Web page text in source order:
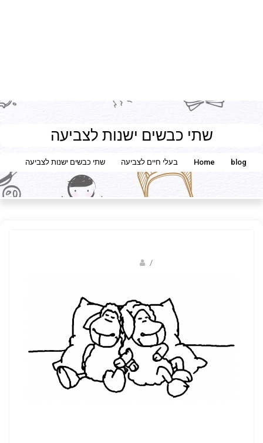
שתי כבשים ישנות לצביעה
Home blog בעלי חיים לצביעה שתי כבשים ישנות לצביעה
/